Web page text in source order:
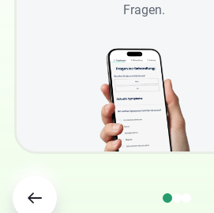
Fragen.